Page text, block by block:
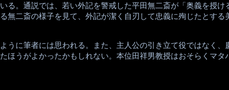
る。通説では、若い外記を警戒した平田無二斎が「奥義を授
無二斎の様子を見て、外記が潔く自刃して忠義に殉じたとす
に筆者には思われる。また、主人公の引き立て役ではなく
ほうがよかったかもしれない。本位田祥男教授はおそらくマタ